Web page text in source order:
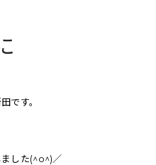
です。
ました(^o^)／